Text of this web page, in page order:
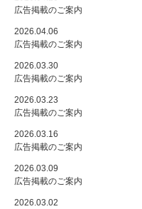
広告掲載のご案内
2026.04.06
広告掲載のご案内
2026.03.30
広告掲載のご案内
2026.03.23
広告掲載のご案内
2026.03.16
広告掲載のご案内
2026.03.09
広告掲載のご案内
2026.03.02